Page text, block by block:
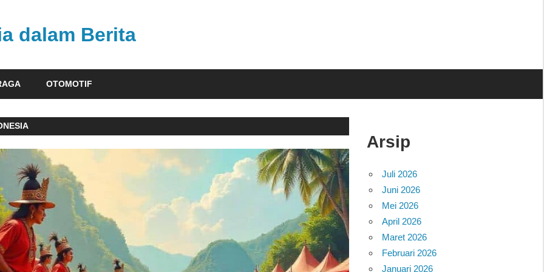
dalam Berita
OTOMOTIF
Arsip
Juli 2026
Juni 2026
Mei 2026
April 2026
Maret 2026
Februari 2026
Januari 2026